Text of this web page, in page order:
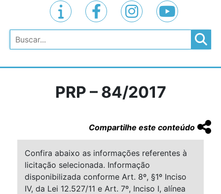
Pesquisar
PRP – 84/2017
Compartilhe este conteúdo
Confira abaixo as informações referentes à
licitação selecionada. Informação
disponibilizada conforme Art. 8º, §1º Inciso
IV, da Lei 12.527/11 e Art. 7º, Inciso I, alínea